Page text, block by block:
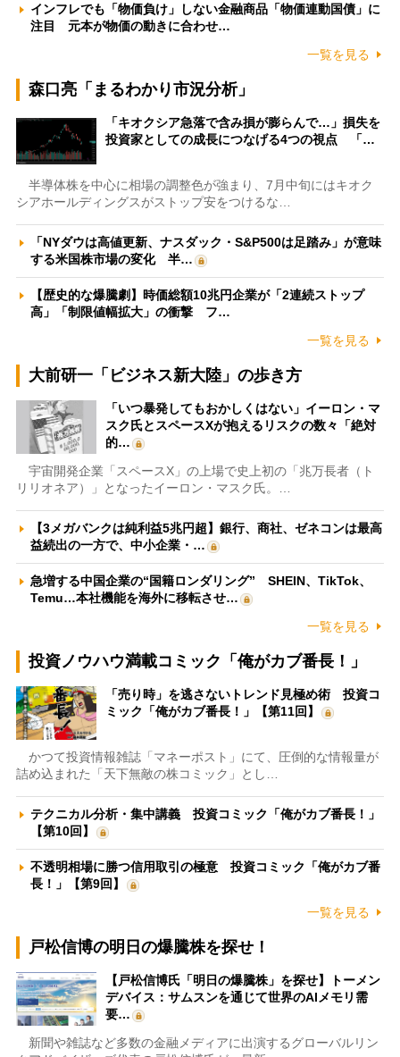
インフレでも「物価負け」しない金融商品「物価連動国債」に
注目 元本が物価の動きに合わせ…
一覧を見る
森口亮「まるわかり市況分析」
「キオクシア急落で含み損が膨らんで…」損失を
投資家としての成長につなげる4つの視点 「…
半導体株を中心に相場の調整色が強まり、7月中旬にはキオク
シアホールディングスがストップ安をつけるな…
「NYダウは高値更新、ナスダック・S&P500は足踏み」が意味
する米国株市場の変化 半…
【歴史的な爆騰劇】時価総額10兆円企業が「2連続ストップ
高」「制限値幅拡大」の衝撃 フ…
一覧を見る
大前研一「ビジネス新大陸」の歩き方
「いつ暴発してもおかしくはない」イーロン・マ
スク氏とスペースXが抱えるリスクの数々「絶対
的…
宇宙開発企業「スペースX」の上場で史上初の「兆万長者（ト
リリオネア）」となったイーロン・マスク氏。…
【3メガバンクは純利益5兆円超】銀行、商社、ゼネコンは最高
益続出の一方で、中小企業・…
急増する中国企業の“国籍ロンダリング” SHEIN、TikTok、
Temu…本社機能を海外に移転させ…
一覧を見る
投資ノウハウ満載コミック「俺がカブ番長！」
「売り時」を逃さないトレンド見極め術 投資コ
ミック「俺がカブ番長！」【第11回】
かつて投資情報雑誌「マネーポスト」にて、圧倒的な情報量が
詰め込まれた「天下無敵の株コミック」とし…
テクニカル分析・集中講義 投資コミック「俺がカブ番長！」
【第10回】
不透明相場に勝つ信用取引の極意 投資コミック「俺がカブ番
長！」【第9回】
一覧を見る
戸松信博の明日の爆騰株を探せ！
【戸松信博氏「明日の爆騰株」を探せ】トーメン
デバイス：サムスンを通じて世界のAIメモリ需
要…
新聞や雑誌など多数の金融メディアに出演するグローバルリン